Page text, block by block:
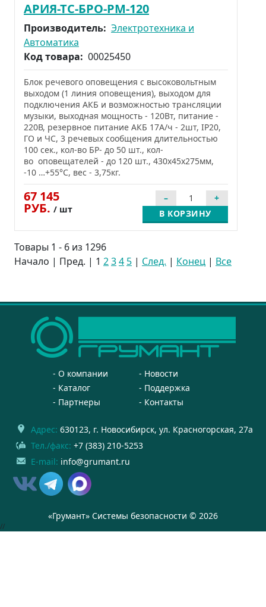
АРИЯ-ТС-БРО-РМ-120
Производитель: Электротехника и
Автоматика
Код товара: 00025450
Блок речевого оповещения с высоковольтным
выходом (1 линия оповещения), выходом для
подключения АКБ и возможностью трансляции
музыки, выходная мощность - 120Вт, питание -
220В, резервное питание АКБ 17А/ч - 2шт, IP20,
ГО и ЧС, 3 речевых сообщения длительностью
100 сек., кол-во БР- до 50 шт., кол-
во оповещателей - до 120 шт., 430х45х275мм,
-10 …+55°С, вес - 3,75кг.
67 145
РУБ. / шт В КОРЗИНУ
Товары 1 - 6 из 1296
Начало | Пред. | 1 234 5 | След. | Конец | Все
О компании
Новости
Каталог
Поддержка
Партнеры
Контакты
Адрес: 630123, г. Новосибирск, ул. Красногорская, 27а
Тел./факс: +7 (383) 210-5253
E-mail: info@grumant.ru
«Грумант» Системы безопасности © 2026
//